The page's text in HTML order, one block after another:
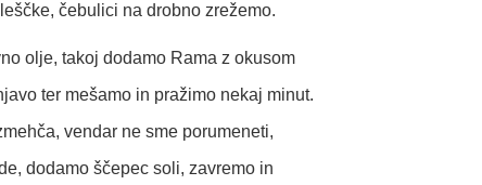
čebulici na drobno zrežemo.
olje, takoj dodamo Rama z okusom
ter mešamo in pražimo nekaj minut.
vendar ne sme porumeneti,
dodamo ščepec soli, zavremo in